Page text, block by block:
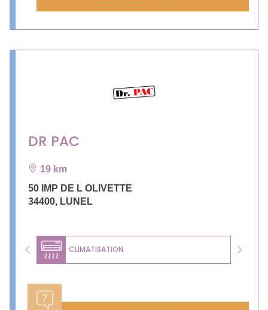
DR PAC
19 km
50 IMP DE L OLIVETTE
34400, LUNEL
CLIMATISATION
Previous Next